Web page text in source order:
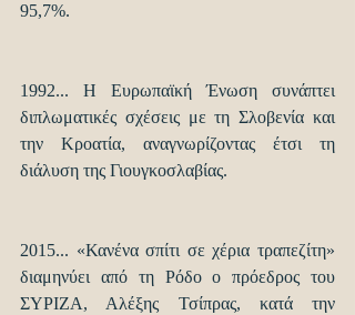
95,7%.
1992... Η Ευρωπαϊκή Ένωση συνάπτει
διπλωματικές σχέσεις με τη Σλοβενία και
την Κροατία, αναγνωρίζοντας έτσι τη
διάλυση της Γιουγκοσλαβίας.
2015... «Κανένα σπίτι σε χέρια τραπεζίτη»
διαμηνύει από τη Ρόδο ο πρόεδρος του
ΣΥΡΙΖΑ, Αλέξης Τσίπρας, κατά την